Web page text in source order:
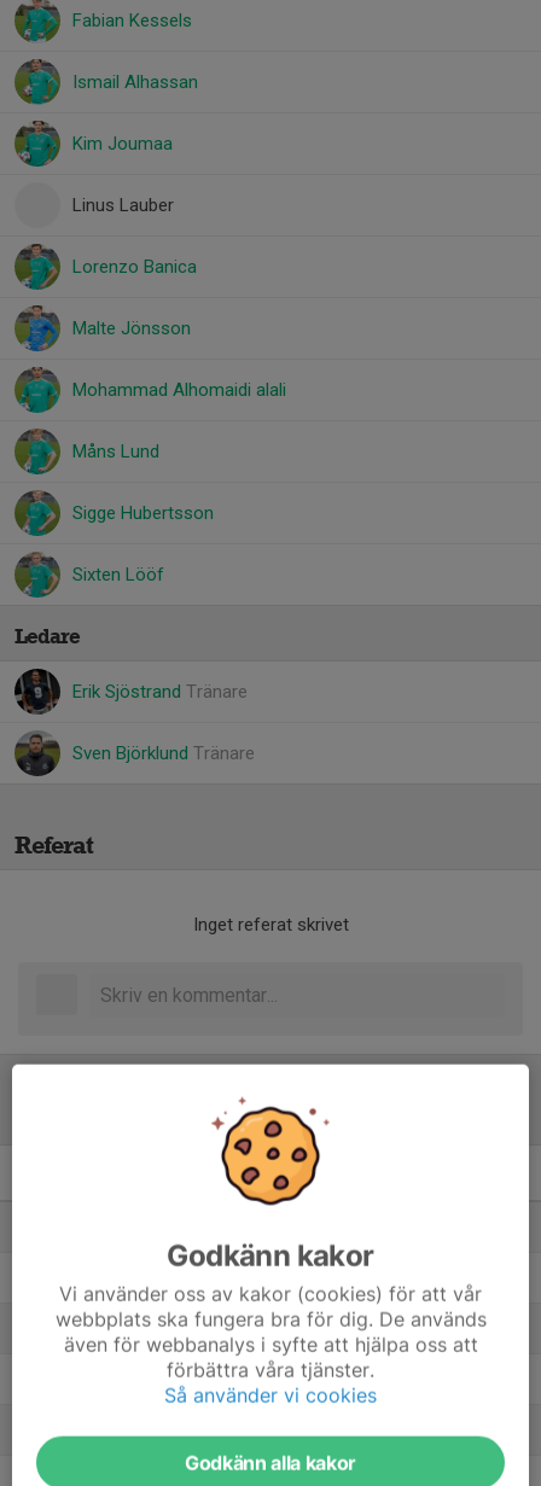
Fabian Kessels
Ismail Alhassan
Kim Joumaa
Linus Lauber
Lorenzo Banica
Malte Jönsson
Mohammad Alhomaidi alali
Måns Lund
Sigge Hubertsson
Sixten Lööf
Ledare
Erik Sjöstrand Tränare
Sven Björklund Tränare
Referat
Inget referat skrivet
3. Ariana FC 4 9
4
Godkänn kakor
Vi använder oss av kakor (cookies) för att vår
webbplats ska fungera bra för dig. De används
även för webbanalys i syfte att hjälpa oss att
förbättra våra tjänster.
Så använder vi cookies
Godkänn alla kakor